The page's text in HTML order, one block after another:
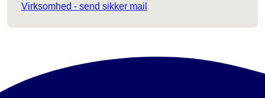
Virksomhed - send sikker mail